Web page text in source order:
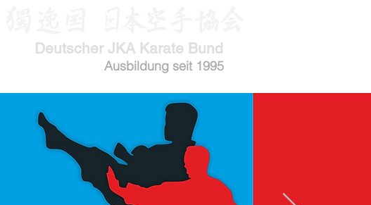
Deutscher JKA Karate Bund
Ausbildung seit 1995